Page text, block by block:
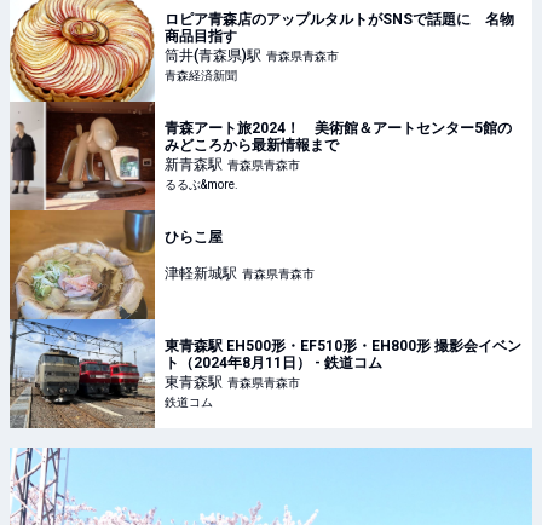
ロピア青森店のアップルタルトがSNSで話題に 名物
商品目指す
筒井(青森県)駅 青森県青森市
青森経済新聞
青森アート旅2024！ 美術館＆アートセンター5館の
みどころから最新情報まで
新青森駅 青森県青森市
るるぶ&more.
ひらこ屋
津軽新城駅 青森県青森市
東青森駅 EH500形・EF510形・EH800形 撮影会イベン
ト（2024年8月11日） - 鉄道コム
東青森駅 青森県青森市
鉄道コム